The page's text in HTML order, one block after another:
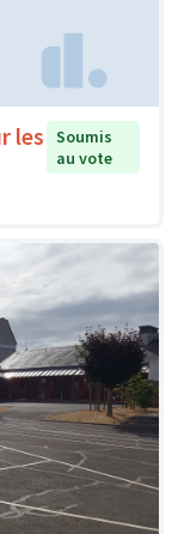
les
Soumis
au vote